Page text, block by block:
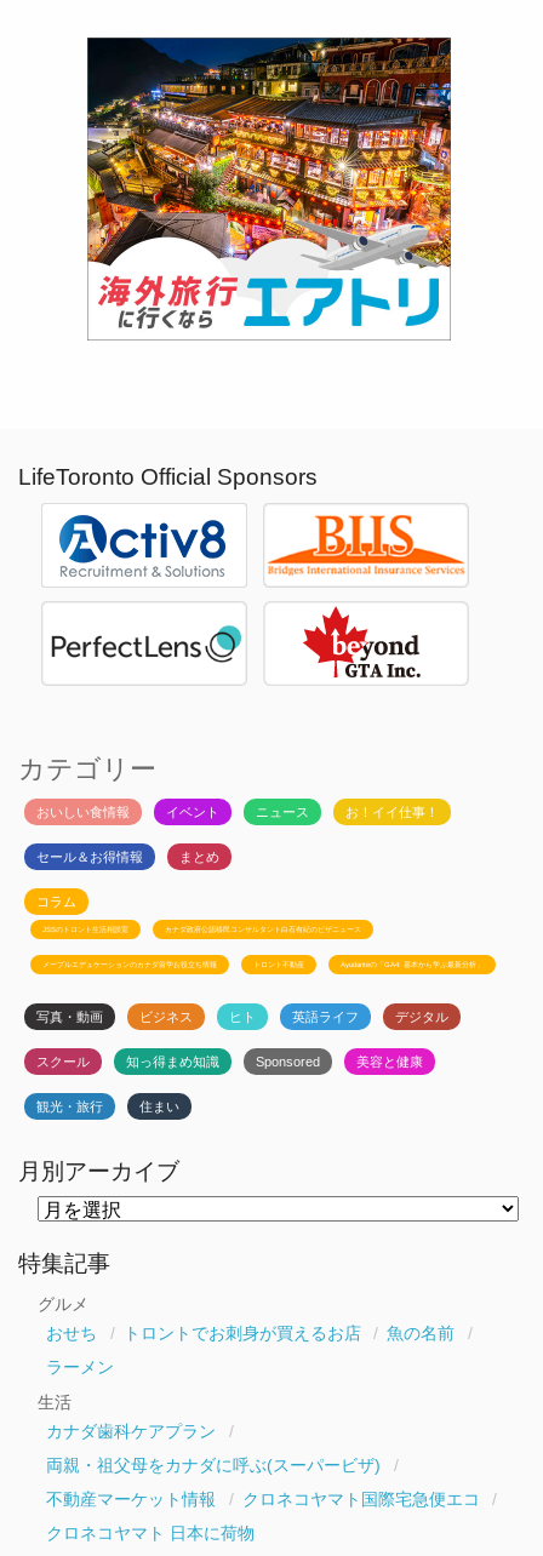
LifeToronto Official Sponsors
カテゴリー
おいしい食情報 イベント ニュース お！イイ仕事！
セール＆お得情報 まとめ
コラム
JSSのトロント生活相談室 カナダ政府公認移民コンサルタント白石有紀のビザニュース
メープルエデュケーションのカナダ留学お役立ち情報 トロント不動産 Ayudanteの「GA4: 基本から学ぶ最新分析」
写真・動画 ビジネス ヒト 英語ライフ デジタル
スクール 知っ得まめ知識 Sponsored 美容と健康
観光・旅行 住まい
月別アーカイブ
ー
カ
特集記事
グルメ
おせち
トロントでお刺身が買えるお店
魚の名前
ラーメン
生活
カナダ歯科ケアプラン
両親・祖父母をカナダに呼ぶ(スーパービザ)
不動産マーケット情報
クロネコヤマト国際宅急便エコ
クロネコヤマト 日本に荷物